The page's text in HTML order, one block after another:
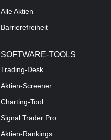
Alle Aktien
Barrierefreiheit
SOFTWARE-TOOLS
Trading-Desk
Aktien-Screener
Charting-Tool
Signal Trader Pro
Aktien-Rankings